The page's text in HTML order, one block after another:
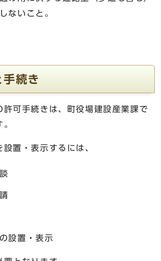
ないこと。
続き
許可手続きは、町役場建設産業課で
設置・表示するには、
設置・表示